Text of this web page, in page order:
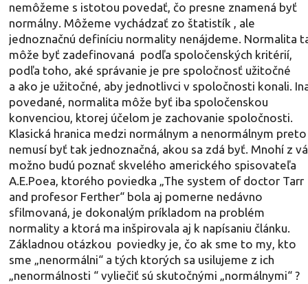
nemôžeme s istotou povedať, čo presne znamená byť
normálny. Môžeme vychádzať zo štatistík , ale
jednoznačnú definíciu normality nenájdeme. Normalita
môže byť zadefinovaná podľa spoločenských kritérií,
podľa toho, aké správanie je pre spoločnosť užitočné
a ako je užitočné, aby jednotlivci v spoločnosti konali.
povedané, normalita môže byť iba spoločenskou
konvenciou, ktorej účelom je zachovanie spoločnosti.
Klasická hranica medzi normálnym a nenormálnym preto
nemusí byť tak jednoznačná, akou sa zdá byť. Mnohí z
možno budú poznať skvelého amerického spisovateľa
A.E.Poea, ktorého poviedka „The system of doctor Tarr
and profesor Ferther“ bola aj pomerne nedávno
sfilmovaná, je dokonalým príkladom na problém
normality a ktorá ma inšpirovala aj k napísaniu článku.
Základnou otázkou poviedky je, čo ak sme to my, kto
sme „nenormálni“ a tých ktorých sa usilujeme z ich
„nenormálnosti “ vyliečiť sú skutočnými „normálnymi“ ?